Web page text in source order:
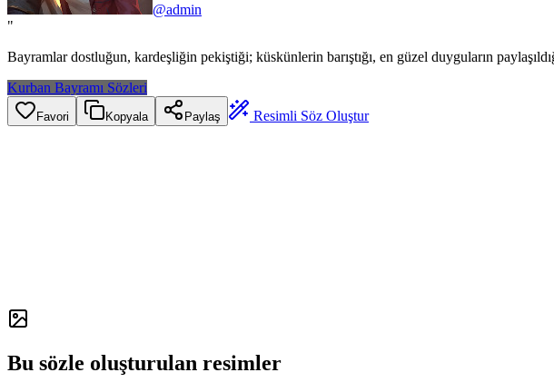
@admin
"
Bayramlar dostluğun, kardeşliğin pekiştiği; küskünlerin barıştığı, en güzel duyguların
Kurban Bayramı Sözleri
Favori Kopyala Paylaş Resimli Söz Oluştur
Bu sözle oluşturulan resimler